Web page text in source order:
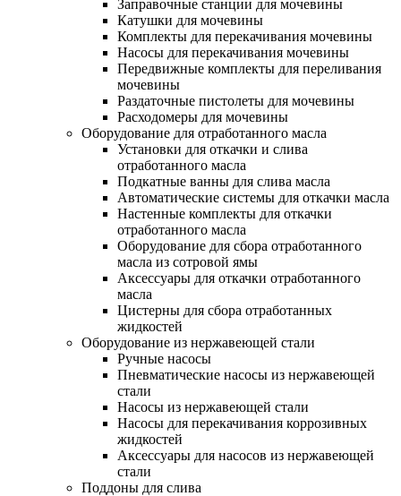
Заправочные станции для мочевины
Катушки для мочевины
Комплекты для перекачивания мочевины
Насосы для перекачивания мочевины
Передвижные комплекты для переливания
мочевины
Раздаточные пистолеты для мочевины
Расходомеры для мочевины
Оборудование для отработанного масла
Установки для откачки и слива
отработанного масла
Подкатные ванны для слива масла
Автоматические системы для откачки масла
Настенные комплекты для откачки
отработанного масла
Оборудование для сбора отработанного
масла из сотровой ямы
Аксессуары для откачки отработанного
масла
Цистерны для сбора отработанных
жидкостей
Оборудование из нержавеющей стали
Ручные насосы
Пневматические насосы из нержавеющей
стали
Насосы из нержавеющей стали
Насосы для перекачивания коррозивных
жидкостей
Аксессуары для насосов из нержавеющей
стали
Поддоны для слива